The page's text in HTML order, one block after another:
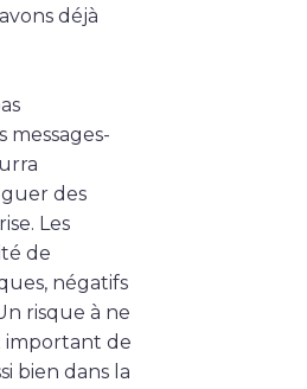
déjà
des
Les
de
négatifs
risque à ne
important de
bien dans la